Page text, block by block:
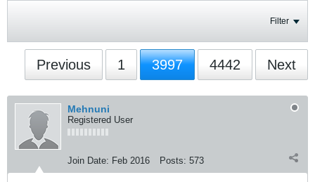
Filter
Previous 1 3997 4442 Next
Mehnuni
Registered User
Join Date: Feb 2016 Posts: 573